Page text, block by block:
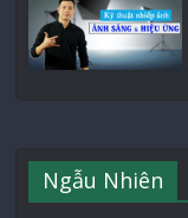
Ngẫu Nhiên